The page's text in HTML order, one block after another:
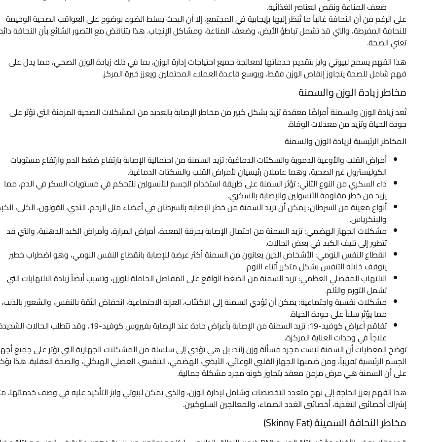
ضعف المناعة ونقص العناصر الغذائية.
على الرغم من أن النحافة غالباً ما تُنظر إليها بإيجابية في المجتمع، إلا أن البحث يسلط الضوء بوضوح على العواقب الصحية الوخيمة
للنحافة المفرطة، والتي قد تشمل تباطؤ الأيض، وضعف المناعة، ومشاكل الإنجاب. هذا يتناقض مع التصور الشائع بأن النحافة
تعني الصحة.
هذا الفهم يسمح لبيوتي وايز بتقديم خدماتها لمعالجة جميع احتياجات إدارة الوزن، بما في ذلك زيادة الوزن الصحي، مما يدل على
فهم شامل للصحة يتجاوز إنقاص الوزن فقط، ويوسع قاعدة العملاء المحتملين ويعزز خبرة المركز.
مخاطر زيادة الوزن والسمنة
تُعد زيادة الوزن والسمنة أمراضًا معقدة تزيد بشكل كبير من مخاطر الإصابة بالعديد من المشكلات الصحية المزمنة التي تؤثر على
جودة الحياة وتزيد من معدلات الوفاة.
المخاطر الرئيسية لزيادة الوزن والسمنة
أمراض القلب والأوعية الدموية والسكتات الدماغية: تزيد السمنة من احتمالية الإصابة بارتفاع ضغط الدم وارتفاع مستويات
الكوليسترول غير الصحية، وهما عاملان رئيسيان لأمراض القلب والسكتات الدماغية.
داء السكري من النوع الثاني: تؤثر السمنة على طريقة استخدام الجسم للأنسولين للتحكم في مستويات السكر في الدم، مما
يزيد من خطر مقاومة الأنسولين والإصابة بالسكري.
أنواع معينة من السرطان: يمكن أن تزيد السمنة من خطر الإصابة بالسرطان في أعضاء مثل الرحم، الثدي، القولون، الكلى،
والبنكرياس.
مشكلات الجهاز الهضمي: تزيد السمنة من احتمال الإصابة بحرقة المعدة، أمراض المرارة، وأمراض الكبد الدهنية، والتي قد
تتطور إلى تليف الكبد في بعض الحالات.
انقطاع النفس النومي: الأشخاص الذين يعانون من السمنة أكثر عرضة للإصابة بانقطاع النفس النومي، وهو اضطراب خطير
يتوقف خلاله التنفس بشكل متكرر أثناء النوم.
الالتهاب المفصلي العظمي: تزيد السمنة من الضغط الواقع على المفاصل الحاملة للوزن، وتسبب أيضاً زيادة الالتهابات التي
تشمل التورم والألم.
مشكلات نفسية واجتماعية: يمكن أن تؤدي السمنة إلى الاكتئاب، العزلة الاجتماعية، انخفاض الثقة بالنفس، والشعور بالذنب،
مما يؤثر سلباً على جودة الحياة.
تفاقم أعراض كوفيد-19: تزيد السمنة من الإصابة بأعراض حادة عند الإصابة بفيروس كوفيد-19، وقد تتطلب الحالات
علاجاً في وحدات العناية المركزة.
توضح المعطيات أن السمنة ليست مجرد مسألة وزن زائد؛ بل هي تؤدي إلى سلسلة من المشكلات الجهازية التي تؤثر على جميع
الجسم الرئيسية تقريباً، ومن ضمنها الجهاز القلبي الوعائي، الأيضي، الهضمي، التنفسي، العضلي الهيكلي، والصحة العقلية. هذا
على أن السمنة هي مرض مزمن معقد يتجاوز كونه مجرد مشكلة جمالية.
هذا الفهم يعزز الحاجة إلى نهج متعدد التخصصات وشامل لإدارة الوزن، والذي يمكن لبيوتي وايز التأكيد عليه في وصف خدماتها،
إشراك أخصائيي التغذية، أخصائيي الغدد الصماء، والمعالجين السلوكيين.
مخاطر النحافة السمينة (Skinny Fat)